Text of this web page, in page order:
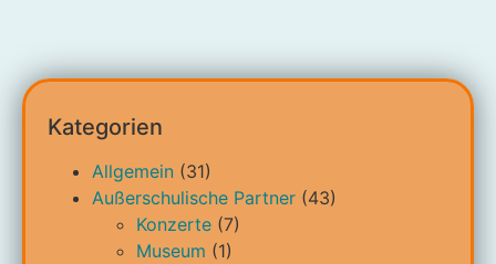
Kategorien
Allgemein (31)
Außerschulische Partner (43)
Konzerte (7)
Museum (1)